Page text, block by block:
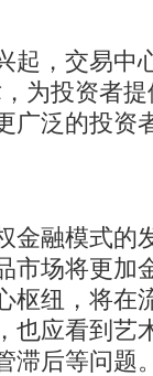
起，交易中
为投资者
广泛的投资
金融模式的
市场将更加
枢纽，将在
也应看到艺
滞后等问题